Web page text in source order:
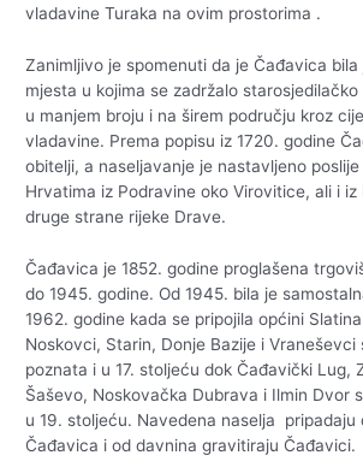
vladavine Turaka na ovim prostorima .
Zanimljivo je spomenuti da je Čađavica bila
mjesta u kojima se zadržalo
u manjem broju i na širem području kroz
vladavine. Prema popisu iz 1720. godine
obitelji, a naseljavanje je nastavljeno
Hrvatima iz Podravine oko Virovitice, ali i
druge strane rijeke Drave.
Čađavica je 1852. godine proglašena
do 1945. godine. Od 1945. bila je
1962. godine kada se pripojila općini
Noskovci, Starin, Donje Bazije i Vraneševci
poznata i u 17. stoljeću dok Čađavički Lug,
Šaševo, Noskovačka Dubrava i Ilmin Dvor
u 19. stoljeću. Navedena naselja pripadaju
Čađavica i od davnina gravitiraju Čađavici.